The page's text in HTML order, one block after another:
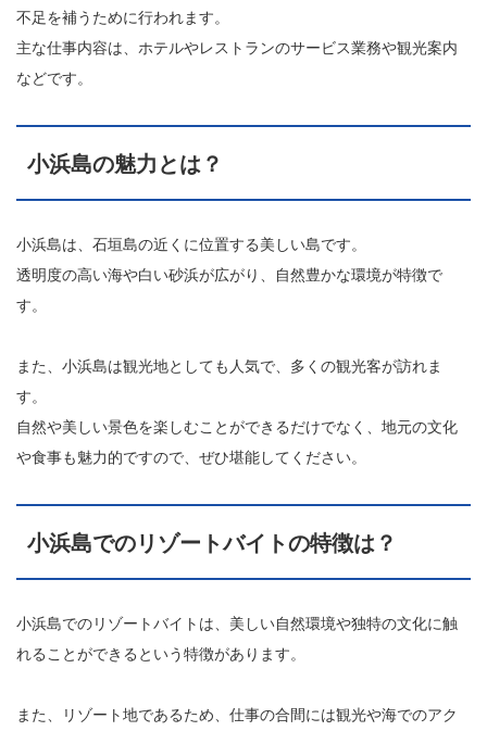
不足を補うために行われます。
主な仕事内容は、ホテルやレストランのサービス業務や観光案内
などです。
小浜島の魅力とは？
小浜島は、石垣島の近くに位置する美しい島です。
透明度の高い海や白い砂浜が広がり、自然豊かな環境が特徴で
す。
また、小浜島は観光地としても人気で、多くの観光客が訪れま
す。
自然や美しい景色を楽しむことができるだけでなく、地元の文化
や食事も魅力的ですので、ぜひ堪能してください。
小浜島でのリゾートバイトの特徴は？
小浜島でのリゾートバイトは、美しい自然環境や独特の文化に触
れることができるという特徴があります。
また、リゾート地であるため、仕事の合間には観光や海でのアク